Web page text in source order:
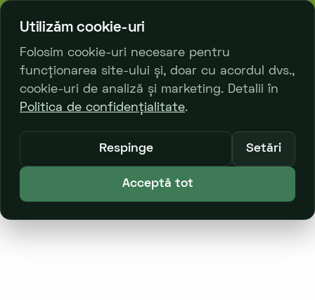
bl. Decebal 23/2
0
Catalog Produse
Izolație termică și fonică
Utilizăm cookie-uri
Folosim cookie-uri necesare pentru
funcționarea site-ului și, doar cu acordul dvs.,
cookie-uri de analiză și marketing. Detalii în
Politica de confidențialitate.
Respinge Setări
Acceptă tot